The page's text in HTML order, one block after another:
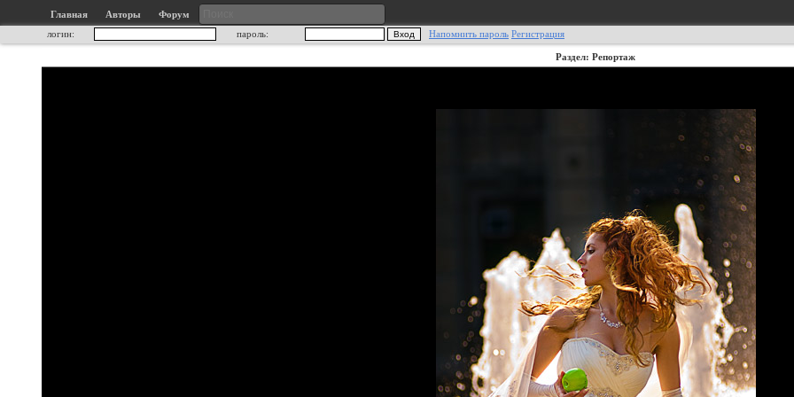
Главная Авторы
Форум
логин:
пароль: Напомнить пароль Регистрация
Раздел: Репортаж